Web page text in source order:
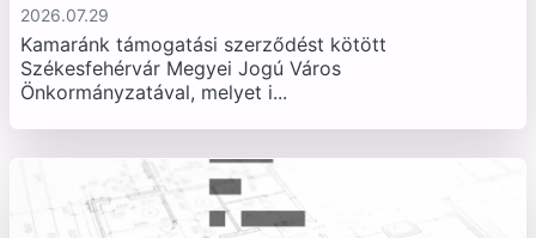
2026.07.29
Kamaránk támogatási szerződést kötött
Székesfehérvár Megyei Jogú Város
Önkormányzatával, melyet i...